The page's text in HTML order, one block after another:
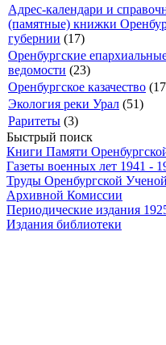
Адрес-календари и
(памятные) книжки
губернии (17)
Оренбургские
ведомости (23)
Оренбургское казачество
Экология реки Урал (51)
Раритеты (3)
Быстрый поиск
Книги Памяти
Газеты военных лет 1941 -
Труды Оренбургской Ученой
Архивной Комиссии
Периодические издания
Издания библиотеки